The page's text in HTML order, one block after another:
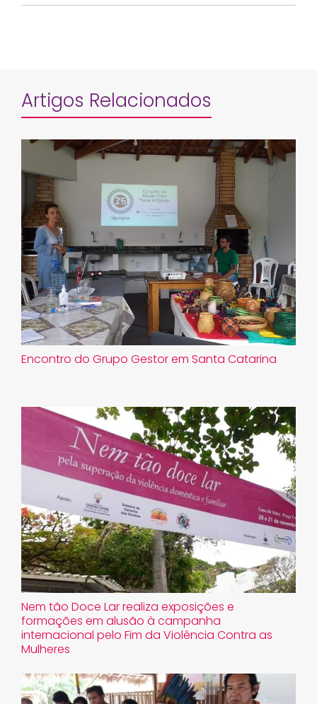
Artigos Relacionados
Encontro do Grupo Gestor em Santa Catarina
Nem tão Doce Lar realiza exposições e
formações em alusão à campanha
internacional pelo Fim da Violência Contra as
Mulheres